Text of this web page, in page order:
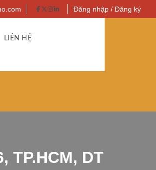
Đăng nhập / Đăng ký
LIÊN HỆ
TP.HCM, DT